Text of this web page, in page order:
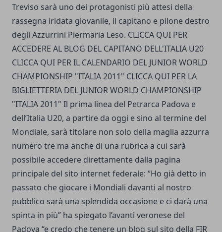
Treviso sarà uno dei protagonisti più attesi della
rassegna iridata giovanile, il capitano e pilone destro
degli Azzurrini Piermaria Leso. CLICCA QUI PER
ACCEDERE AL BLOG DEL CAPITANO DELL'ITALIA U20
CLICCA QUI PER IL CALENDARIO DEL JUNIOR WORLD
CHAMPIONSHIP "ITALIA 2011" CLICCA QUI PER LA
BIGLIETTERIA DEL JUNIOR WORLD CHAMPIONSHIP
"ITALIA 2011" Il prima linea del Petrarca Padova e
dell’Italia U20, a partire da oggi e sino al termine del
Mondiale, sarà titolare non solo della maglia azzurra
numero tre ma anche di una rubrica a cui sarà
possibile accedere direttamente dalla pagina
principale del sito internet federale: “Ho già detto in
passato che giocare i Mondiali davanti al nostro
pubblico sarà una splendida occasione e ci darà una
spinta in più” ha spiegato l’avanti veronese del
Padova “e credo che tenere un blog sul sito della FIR